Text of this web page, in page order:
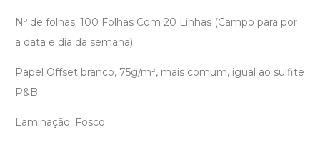
Nº de folhas: 100 Folhas Com 20 Linhas (Campo para por
a data e dia da semana).
Papel Offset branco, 75g/m², mais comum, igual ao sulfite
P&B.
Laminação: Fosco.